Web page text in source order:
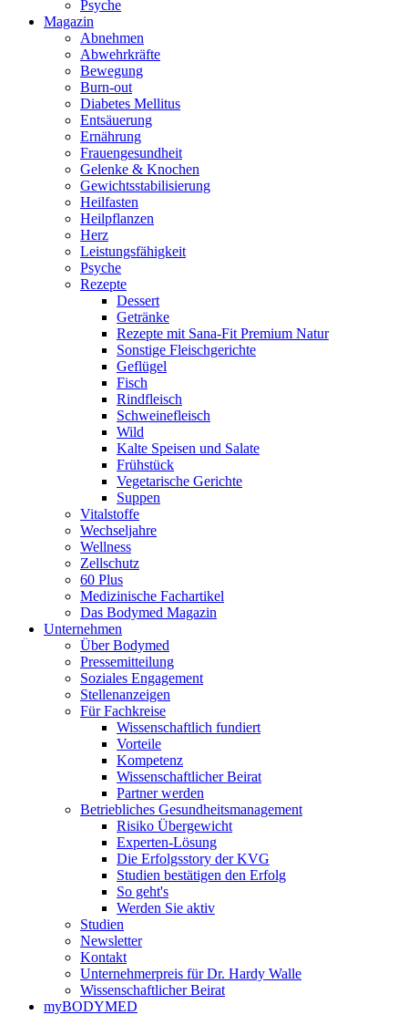
Psyche
Magazin
Abnehmen
Abwehrkräfte
Bewegung
Burn-out
Diabetes Mellitus
Entsäuerung
Ernährung
Frauengesundheit
Gelenke & Knochen
Gewichtsstabilisierung
Heilfasten
Heilpflanzen
Herz
Leistungsfähigkeit
Psyche
Rezepte
Dessert
Getränke
Rezepte mit Sana-Fit Premium Natur
Sonstige Fleischgerichte
Geflügel
Fisch
Rindfleisch
Schweinefleisch
Wild
Kalte Speisen und Salate
Frühstück
Vegetarische Gerichte
Suppen
Vitalstoffe
Wechseljahre
Wellness
Zellschutz
60 Plus
Medizinische Fachartikel
Das Bodymed Magazin
Unternehmen
Über Bodymed
Pressemitteilung
Soziales Engagement
Stellenanzeigen
Für Fachkreise
Wissenschaftlich fundiert
Vorteile
Kompetenz
Wissenschaftlicher Beirat
Partner werden
Betriebliches Gesundheitsmanagement
Risiko Übergewicht
Experten-Lösung
Die Erfolgsstory der KVG
Studien bestätigen den Erfolg
So geht's
Werden Sie aktiv
Studien
Newsletter
Kontakt
Unternehmerpreis für Dr. Hardy Walle
Wissenschaftlicher Beirat
myBODYMED